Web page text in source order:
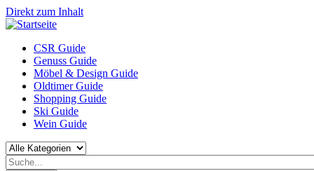
Direkt zum Inhalt
CSR Guide
Genuss Guide
Möbel & Design Guide
Oldtimer Guide
Shopping Guide
Ski Guide
Wein Guide